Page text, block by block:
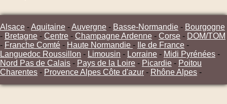
Alsace -Aquitaine -Auvergne - Basse-Normandie - Bourgogne
- Bretagne - Centre - Champagne Ardenne - Corse - DOM/TOM
- Franche Comté - Haute Normandie - Ile de France -
Languedoc Roussillon - Limousin - Lorraine - Midi Pyrénées -
Nord Pas de Calais - Pays de la Loire - Picardie - Poitou
Charentes - Provence Alpes Côte d'azur - Rhône Alpes -